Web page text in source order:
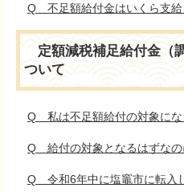
Q 不足額給付金はいくら支給
定額減税補足給付金（
ついて
Q 私は不足額給付の対象にな
Q 給付の対象となるはずなの
Q 令和6年中に塩竈市に転入